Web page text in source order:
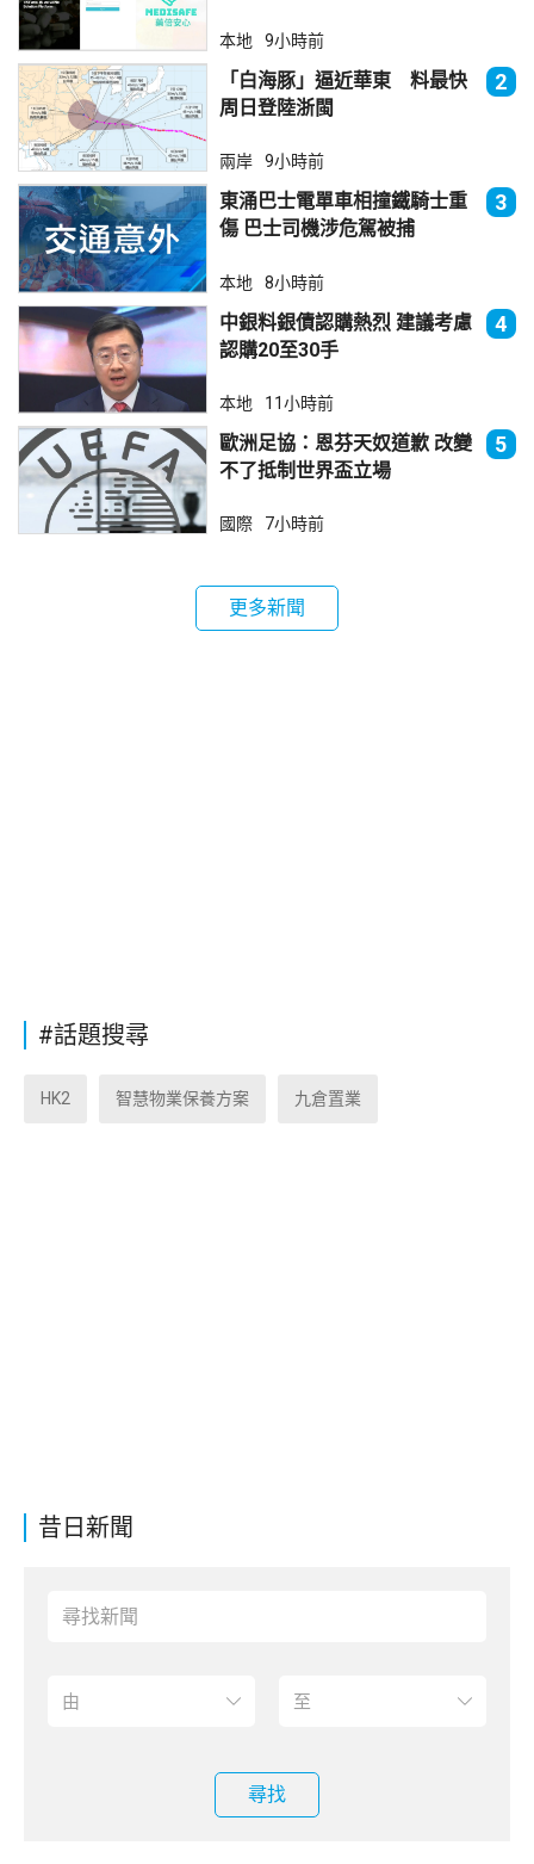
昔日新聞
尋找
本地 9小時前
「白海豚」逼近華東 料最快
周日登陸浙閩
2
兩岸 9小時前
東涌巴士電單車相撞鐵騎士重
傷 巴士司機涉危駕被捕
3
本地 8小時前
中銀料銀債認購熱烈 建議考慮
認購20至30手
4
本地 11小時前
歐洲足協：恩芬天奴道歉 改變
不了抵制世界盃立場
5
國際 7小時前
更多新聞
#話題搜尋
HK2 智慧物業保養方案 九倉置業